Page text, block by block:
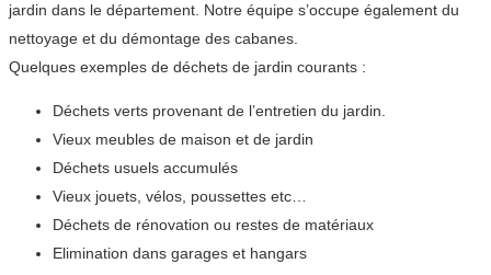
jardin dans le département. Notre équipe s’occupe également du
nettoyage et du démontage des cabanes.
Quelques exemples de déchets de jardin courants :
Déchets verts provenant de l’entretien du jardin.
Vieux meubles de maison et de jardin
Déchets usuels accumulés
Vieux jouets, vélos, poussettes etc…
Déchets de rénovation ou restes de matériaux
Elimination dans garages et hangars